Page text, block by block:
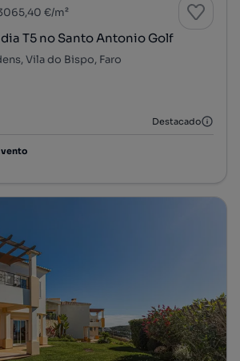
€/m²
T5 no Santo Antonio Golf
Vila do Bispo, Faro
Destacado